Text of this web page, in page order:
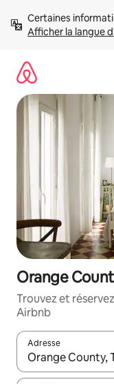
directement
Afficher la langue
Orange
Trouvez et
Airbnb
Adresse
Lorsque les